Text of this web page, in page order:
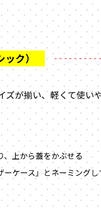
が揃い、軽くて使い
上から蓋をかぶせる
ケース」とネーミングし